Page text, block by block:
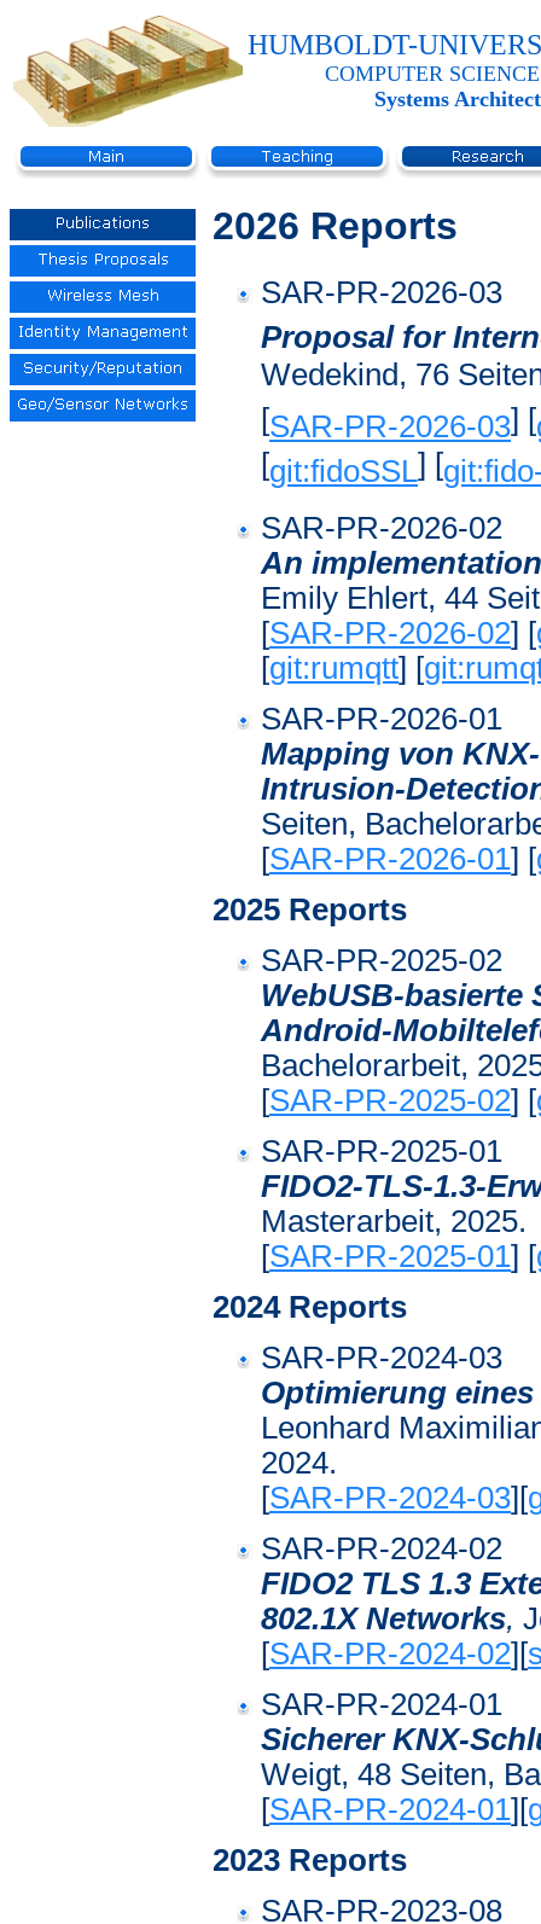
HUMBOLDT-
COMPUTER
Systems
2026 Reports
SAR-PR-2026-03
Proposal for
Wedekind, 76
[SAR-PR-2026-03] [
[git:fidoSSL] [
SAR-PR-2026-02
An
Emily Ehlert, 44
[SAR-PR-2026-02] [
[git:rumqtt] [
SAR-PR-2026-01
Mapping von
Intrusion-
Seiten,
[SAR-PR-2026-01] [
2025 Reports
SAR-PR-2025-02
WebUSB-
Android-
Bachelorarbeit,
[SAR-PR-2025-02] [
SAR-PR-2025-01
FIDO2-TLS-1.3-
Masterarbeit, 2025.
[SAR-PR-2025-01] [
2024 Reports
SAR-PR-2024-03
Optimierung
Leonhard
2024.
[SAR-PR-2024-03][
SAR-PR-2024-02
FIDO2 TLS 1.3
802.1X Networks,
[SAR-PR-2024-02][
SAR-PR-2024-01
Sicherer KNX-
Weigt, 48 Seiten,
[SAR-PR-2024-01][
2023 Reports
SAR-PR-2023-08